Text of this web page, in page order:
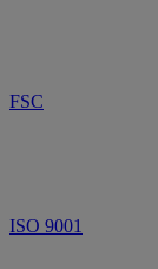
FSC
ISO 9001